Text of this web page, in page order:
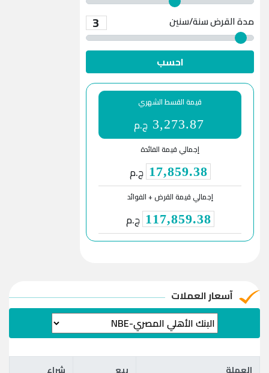
مدة القرض 3 سنة/سنين
احسب
قيمة القسط الشهري
3,273.87 ج.م
إجمالي قيمة الفائدة
17,859.38 ج.م
إجمالي قيمة القرض + الفوائد
117,859.38 ج.م
آسعار العملات